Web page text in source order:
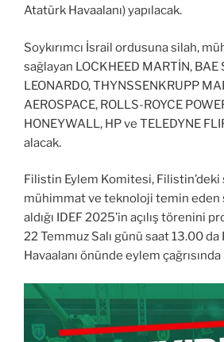
Atatürk Havaalanı) yapılacak.
Soykırımcı İsrail ordusuna silah,
sağlayan LOCKHEED MARTİN, BAE
LEONARDO, THYNSSENKRUPP
AEROSPACE, ROLLS-ROYCE
HONEYWALL, HP ve TELEDYNE
alacak.
Filistin Eylem Komitesi, Filistin’deki
mühimmat ve teknoloji temin
aldığı IDEF 2025’in açılış törenini
22 Temmuz Salı günü saat 13.00
Havaalanı önünde eylem